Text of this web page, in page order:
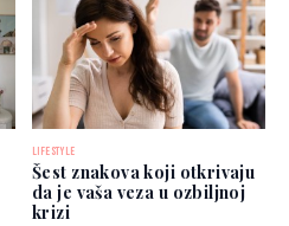
LIFESTYLE
Šest znakova koji otkrivaju
da je vaša veza u ozbiljnoj
krizi